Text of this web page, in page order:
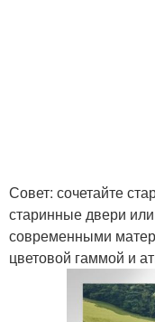
Совет: сочетайте
старинные двери
современными
цветовой гаммой и